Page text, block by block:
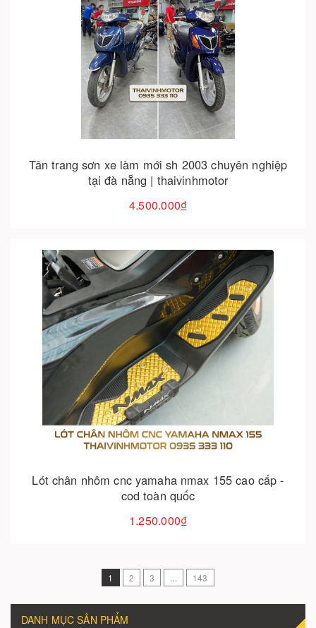
Tân trang sơn xe làm mới sh 2003 chuyên nghiệp
tại đà nẵng | thaivinhmotor
4.500.000₫
Cho vào giỏ hàng
Lót chân nhôm cnc yamaha nmax 155 cao cấp -
cod toàn quốc
1.250.000₫
Cho vào giỏ hàng
1 2 3 ... 143
DANH MỤC SẢN PHẨM